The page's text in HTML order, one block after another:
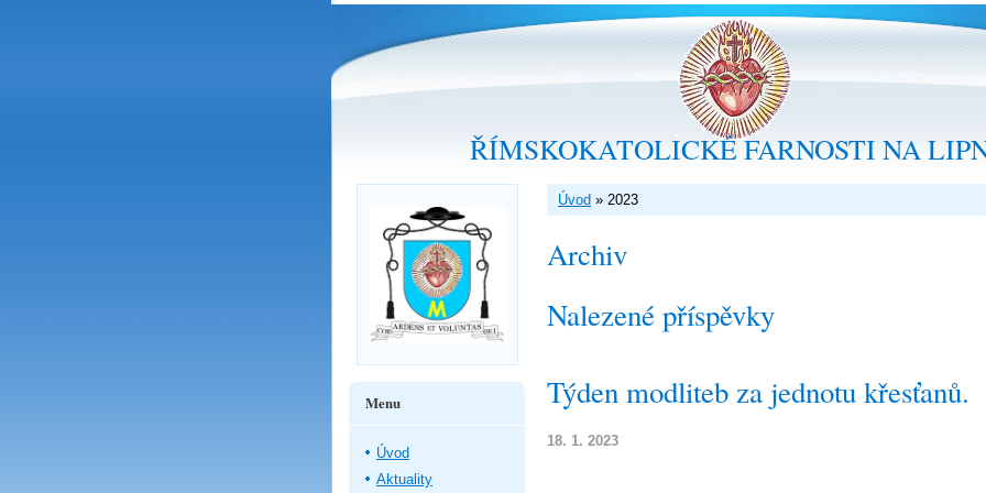
ŘÍMSKOKATOLICKÉ FARNOSTI NA
Úvod » 2023
Archiv
Nalezené příspěvky
Týden modliteb za jednotu křesťanů.
18. 1. 2023
Menu
Úvod
Aktuality